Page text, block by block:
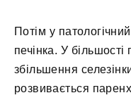
Потім у
печінка. У більшості
збільшення
розвивається